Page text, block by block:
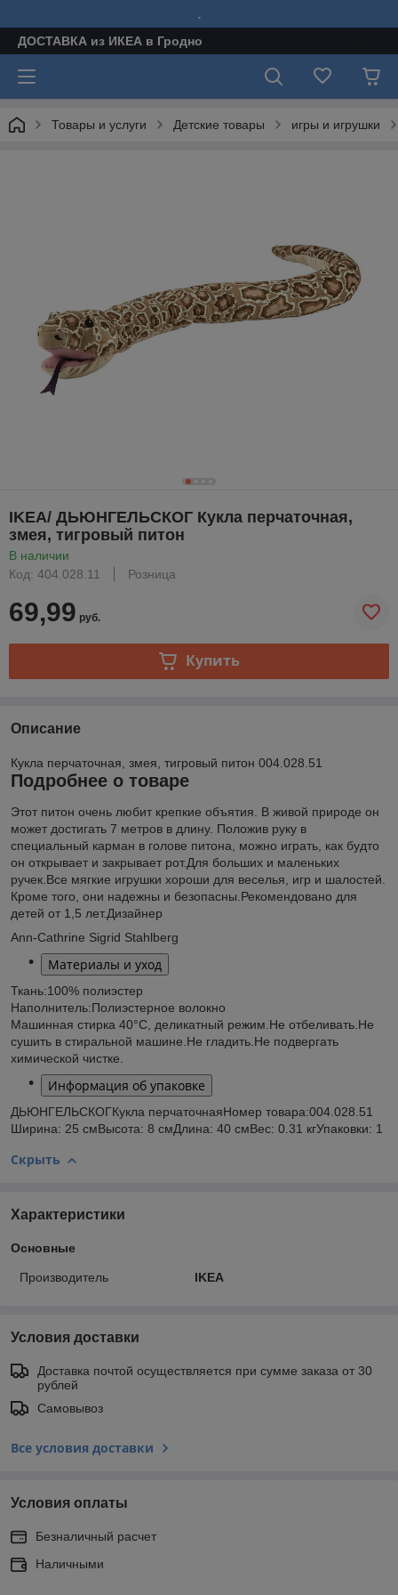
.
ДОСТАВКА из ИКЕА в Гродно
Товары и услуги Детские товары игры и игрушки
IKEA/ ДЬЮНГЕЛЬСКОГ Кукла перчаточная,
змея, тигровый питон
В наличии
Код: 404.028.11
Розница
69,99 руб.
Купить
Описание
Кукла перчаточная, змея, тигровый питон 004.028.51
Подробнее о товаре
Этот питон очень любит крепкие объятия. В живой природе он
может достигать 7 метров в длину. Положив руку в
специальный карман в голове питона, можно играть, как будто
он открывает и закрывает рот.Для больших и маленьких
ручек.Все мягкие игрушки хороши для веселья, игр и шалостей.
Кроме того, они надежны и безопасны.Рекомендовано для
детей от 1,5 лет.Дизайнер
Ann-Cathrine Sigrid Stahlberg
Материалы и уход
Ткань:100% полиэстер
Наполнитель:Полиэстерное волокно
Машинная стирка 40°С, деликатный режим.Не отбеливать.Не
сушить в стиральной машине.Не гладить.Не подвергать
химической чистке.
Информация об упаковке
ДЬЮНГЕЛЬСКОГКукла перчаточнаяНомер товара:004.028.51
Ширина: 25 смВысота: 8 смДлина: 40 смВес: 0.31 кгУпаковки: 1
Скрыть
Характеристики
Основные
Производитель IKEA
Условия доставки
Доставка почтой осуществляется при сумме заказа от 30
рублей
Самовывоз
Все условия доставки
Условия оплаты
Безналичный расчет
Наличными